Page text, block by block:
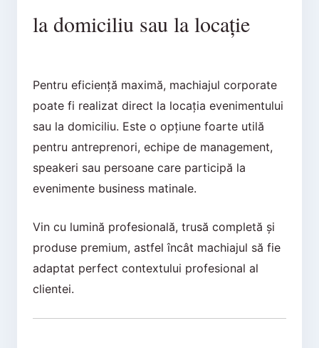
la domiciliu sau la locație
Pentru eficiență maximă, machiajul corporate
poate fi realizat direct la locația evenimentului
sau la domiciliu. Este o opțiune foarte utilă
pentru antreprenori, echipe de management,
speakeri sau persoane care participă la
evenimente business matinale.
Vin cu lumină profesională, trusă completă și
produse premium, astfel încât machiajul să fie
adaptat perfect contextului profesional al
clientei.